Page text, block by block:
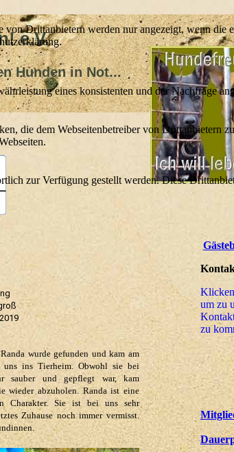
wurde gefunden und kam am
uns ins Tierheim. Obwohl sie bei
sauber und gepflegt war, kam
wieder abzuholen. Randa ist eine
Charakter. Sie ist bei uns sehr
Zuhause noch immer vermisst.
e.V.
in Not...
um zu
zu
Drittanbietern werden nur angezeigt, wenn die
eines konsistenten und der Nachfrage
die dem Webseitenbetreiber von Drittanbietern
zur Verfügung gestellt werden. Diese